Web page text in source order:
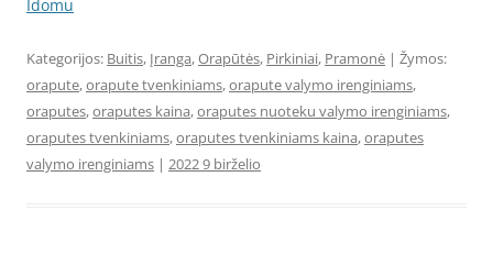
Idomu
Kategorijos: Buitis, Įranga,Orapūtės, Pirkiniai, Pramonė | Žymos:
orapute,orapute tvenkiniams,orapute valymo irenginiams,
oraputes,oraputes kaina,oraputes nuoteku valymo irenginiams,
oraputes tvenkiniams,oraputes tvenkiniams kaina,oraputes
valymo irenginiams | 2022 9 birželio